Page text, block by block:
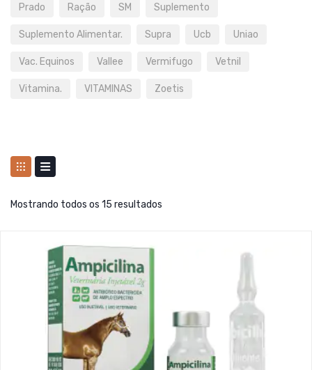
Prado Ração SM Suplemento
Suplemento Alimentar. Supra Ucb Uniao
Vac. Equinos Vallee Vermifugo Vetnil
Vitamina. VITAMINAS Zoetis
Mostrando todos os 15 resultados